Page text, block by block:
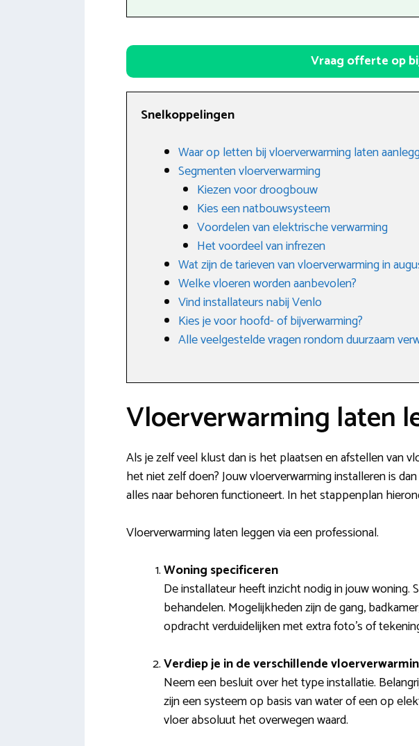
Vraag offerte op
Snelkoppelingen
Waar op letten bij vloerverwarming laten
Segmenten vloerverwarming
Kiezen voor droogbouw
Kies een natbouwsysteem
Voordelen van elektrische verwarming
Het voordeel van infrezen
Wat zijn de tarieven van vloerverwarming in
Welke vloeren worden aanbevolen?
Vind installateurs nabij Venlo
Kies je voor hoofd- of bijverwarming?
Alle veelgestelde vragen rondom duurzaam
Vloerverwarming laten
Als je zelf veel klust dan is het plaatsen en afstellen van
het niet zelf doen? Jouw vloerverwarming installeren is
alles naar behoren functioneert. In het stappenplan
Vloerverwarming laten leggen via een professional.
Woning specificeren
De installateur heeft inzicht nodig in jouw
behandelen. Mogelijkheden zijn de gang,
opdracht verduidelijken met extra foto’s of
Verdiep je in de verschillende
Neem een besluit over het type installatie.
zijn een systeem op basis van water of een op
vloer absoluut het overwegen waard.